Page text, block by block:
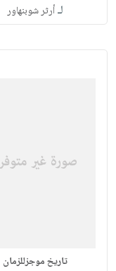
لـأرثر شوبنهاور
تاريخ موجزللزمان